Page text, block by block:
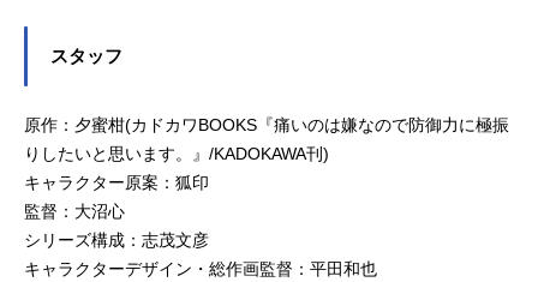
スタッフ
原作：夕蜜柑(カドカワBOOKS『痛いのは嫌なので防御力に極振
りしたいと思います。』/KADOKAWA刊)
キャラクター原案：狐印
監督：大沼心
シリーズ構成：志茂文彦
キャラクターデザイン・総作画監督：平田和也